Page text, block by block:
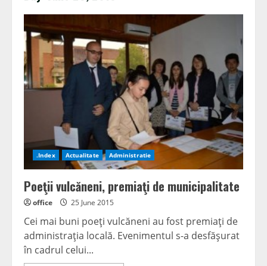
.Index Actualitate Administratie
Poeţii vulcăneni, premiaţi de municipalitate
office 25 June 2015
Cei mai buni poeţi vulcăneni au fost premiaţi de
administraţia locală. Evenimentul s-a desfăşurat
în cadrul celui...